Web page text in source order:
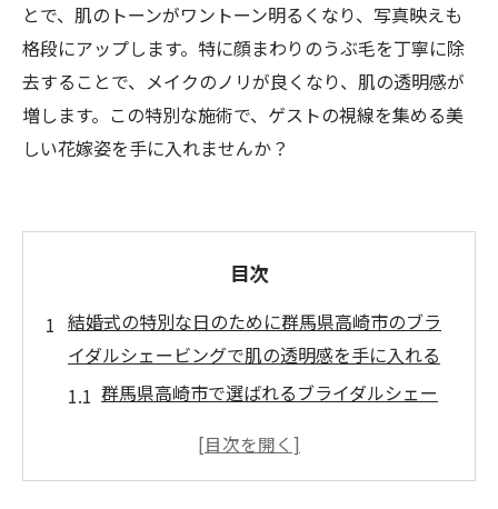
とで、肌のトーンがワントーン明るくなり、写真映えも
格段にアップします。特に顔まわりのうぶ毛を丁寧に除
去することで、メイクのノリが良くなり、肌の透明感が
増します。この特別な施術で、ゲストの視線を集める美
しい花嫁姿を手に入れませんか？
目次
結婚式の特別な日のために群馬県高崎市のブラ
イダルシェービングで肌の透明感を手に入れる
群馬県高崎市で選ばれるブライダルシェー
花嫁に欠かせない透明感を実現するシェー